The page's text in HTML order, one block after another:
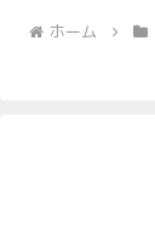
ホーム